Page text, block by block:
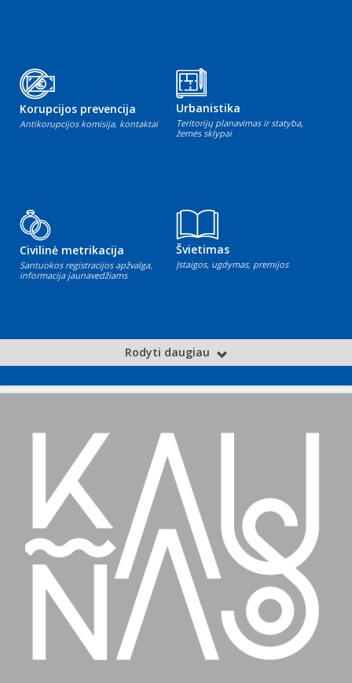
Korupcijos prevencija
Antikorupcijos komisija, kontaktai
Urbanistika
Teritorijų planavimas ir statyba,
žemės sklypai
Civilinė metrikacija
Santuokos registracijos apžvalga,
informacija jaunavedžiams
Švietimas
Įstaigos, ugdymas, premijos
Rodyti daugiau